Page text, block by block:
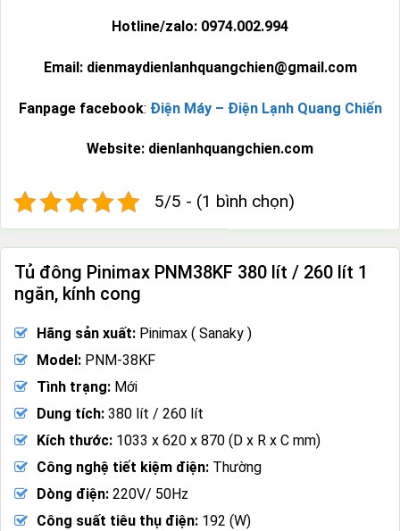
Hotline/zalo: 0974.002.994
Email: dienmaydienlanhquangchien@gmail.com
Fanpage facebook: Điện Máy – Điện Lạnh Quang Chiến
Website: dienlanhquangchien.com
5/5 - (1 bình chọn)
Tủ đông Pinimax PNM38KF 380 lít / 260 lít 1
ngăn, kính cong
Hãng sản xuất: Pinimax ( Sanaky )
Model: PNM-38KF
Tình trạng: Mới
Dung tích: 380 lít / 260 lít
Kích thước: 1033 x 620 x 870 (D x R x C mm)
Công nghệ tiết kiệm điện: Thường
Dòng điện: 220V/ 50Hz
Công suất tiêu thụ điện: 192 (W)